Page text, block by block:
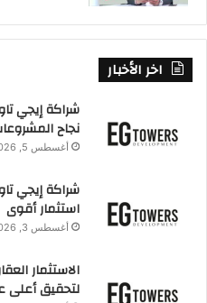
اخر الأخبار
شراكة إيجي
نجاح
أغسطس 5, 2026
شراكة إيجي
استثمار أقوى
أغسطس 3, 2026
الاستثمار
لتحقيق أعلى